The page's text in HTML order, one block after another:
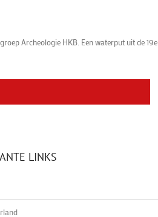
Archeologie HKB. Een waterput uit de 19e
LINKS